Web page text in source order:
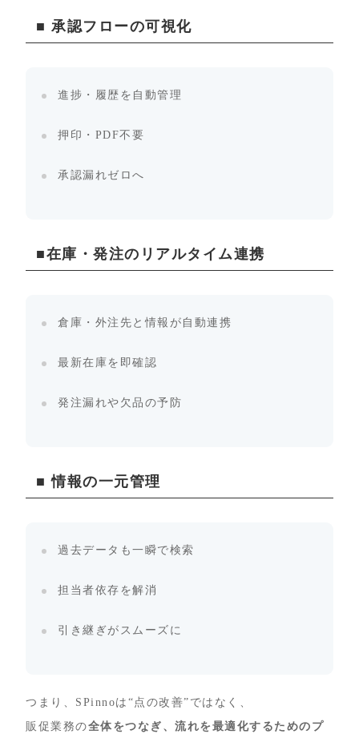
■ 承認フローの可視化
進捗・履歴を自動管理
押印・PDF不要
承認漏れゼロへ
■在庫・発注のリアルタイム連携
倉庫・外注先と情報が自動連携
最新在庫を即確認
発注漏れや欠品の予防
■ 情報の一元管理
過去データも一瞬で検索
担当者依存を解消
引き継ぎがスムーズに
つまり、SPinnoは“点の改善”ではなく、
販促業務の全体をつなぎ、流れを最適化するためのプ